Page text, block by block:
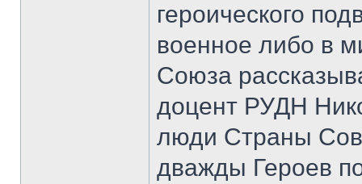
героического
военное либо в
Союза
доцент РУДН
люди Страны
дважды Героев